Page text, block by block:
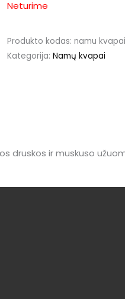
Neturime
Produkto kodas: namu
Kategorija: Namų kvapai
druskos ir muskuso